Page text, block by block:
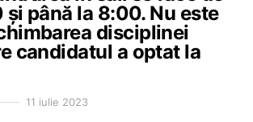
și până la 8:00. Nu este
disciplinei
candidatul a optat la
11 iulie 2023